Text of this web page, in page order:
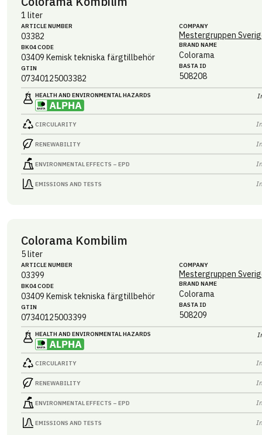
1 liter
ARTICLE NUMBER
03382
BK04 CODE
03409 Kemisk tekniska färgtillbehör
GTIN
07340125003382
COMPANY
Mestergruppen
BRAND NAME
Colorama
BASTA ID
508208
HEALTH AND ENVIRONMENTAL HAZARDS
CIRCULARITY
RENEWABILITY
ENVIRONMENTAL EFFECTS – EPD
EMISSIONS AND TESTS
Colorama Kombilim
5 liter
ARTICLE NUMBER
03399
BK04 CODE
03409 Kemisk tekniska färgtillbehör
GTIN
07340125003399
COMPANY
Mestergruppen
BRAND NAME
Colorama
BASTA ID
508209
HEALTH AND ENVIRONMENTAL HAZARDS
CIRCULARITY
RENEWABILITY
ENVIRONMENTAL EFFECTS – EPD
EMISSIONS AND TESTS